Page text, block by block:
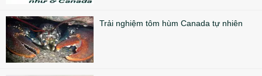
Trải nghiệm tôm hùm Canada tự nhiên